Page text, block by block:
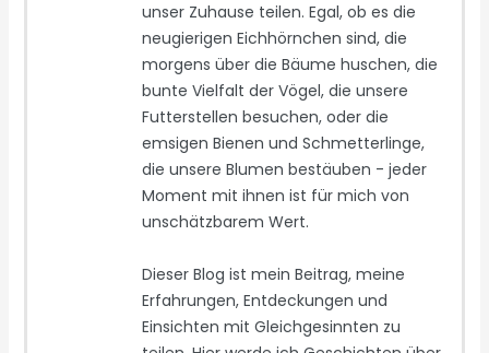
unser Zuhause teilen. Egal, ob es die
neugierigen Eichhörnchen sind, die
morgens über die Bäume huschen, die
bunte Vielfalt der Vögel, die unsere
Futterstellen besuchen, oder die
emsigen Bienen und Schmetterlinge,
die unsere Blumen bestäuben - jeder
Moment mit ihnen ist für mich von
unschätzbarem Wert.
Dieser Blog ist mein Beitrag, meine
Erfahrungen, Entdeckungen und
Einsichten mit Gleichgesinnten zu